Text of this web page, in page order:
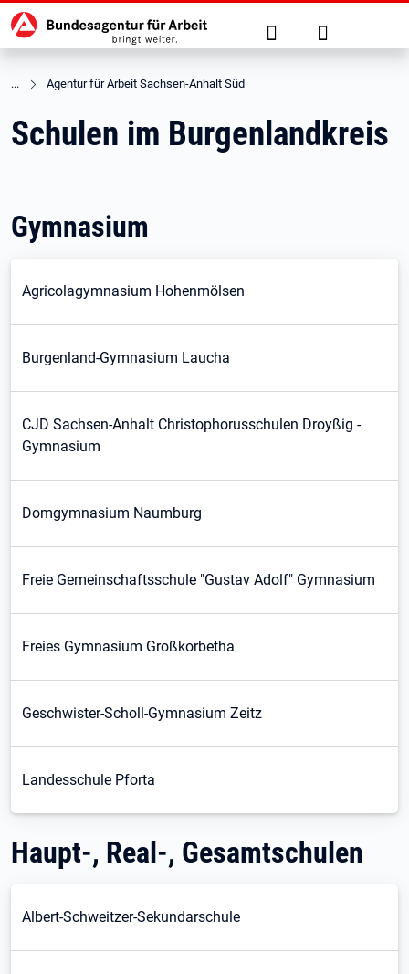
zu den Hauptinhalten springen
Hauptnavigation Suche Anmelden
Agentur für Arbeit Sachsen-Anhalt Süd
Schulen im Burgenlandkreis
Gymnasium
Agricolagymnasium Hohenmölsen
Burgenland-Gymnasium Laucha
CJD Sachsen-Anhalt Christophorusschulen Droyßig -
Gymnasium
Domgymnasium Naumburg
Freie Gemeinschaftsschule "Gustav Adolf" Gymnasium
Freies Gymnasium Großkorbetha
Geschwister-Scholl-Gymnasium Zeitz
Landesschule Pforta
Haupt-, Real-, Gesamtschulen
Albert-Schweitzer-Sekundarschule